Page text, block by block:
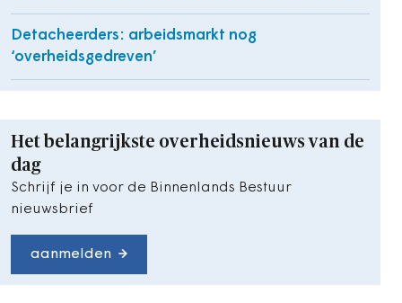
Detacheerders: arbeidsmarkt nog
‘overheidsgedreven’
Het belangrijkste overheidsnieuws van de
dag
Schrijf je in voor de Binnenlands Bestuur
nieuwsbrief
aanmelden